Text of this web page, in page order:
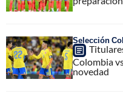
Selección
Colombia
novedad